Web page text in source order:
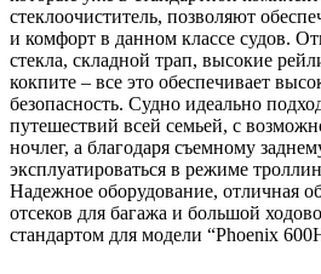
стеклоочиститель, позволяют
и комфорт в данном классе судов.
стекла, складной трап, высокие
кокпите – все это обеспечивает
безопасность. Судно идеально
путешествий всей семьей, с
ночлег, а благодаря съемному
эксплуатироваться в режиме
Надежное оборудование, отличная
отсеков для багажа и большой
стандартом для модели “Phoenix